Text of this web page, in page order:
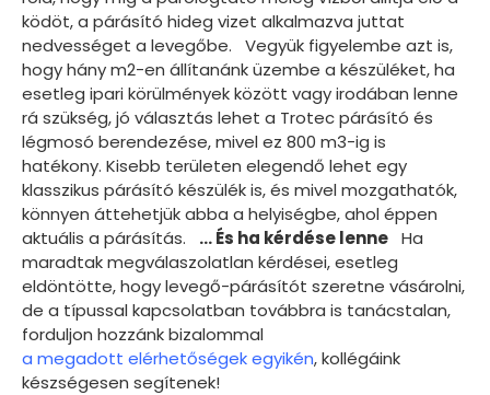
ködöt, a párásító hideg vizet alkalmazva juttat
nedvességet a levegőbe. Vegyük figyelembe azt is,
hogy hány m2-en állítanánk üzembe a készüléket, ha
esetleg ipari körülmények között vagy irodában lenne
rá szükség, jó választás lehet a Trotec párásító és
légmosó berendezése, mivel ez 800 m3-ig is
hatékony. Kisebb területen elegendő lehet egy
klasszikus párásító készülék is, és mivel mozgathatók,
könnyen áttehetjük abba a helyiségbe, ahol éppen
aktuális a párásítás. … És ha kérdése lenne Ha
maradtak megválaszolatlan kérdései, esetleg
eldöntötte, hogy levegő-párásítót szeretne vásárolni,
de a típussal kapcsolatban továbbra is tanácstalan,
forduljon hozzánk bizalommal
a megadott elérhetőségek egyikén, kollégáink
készségesen segítenek!